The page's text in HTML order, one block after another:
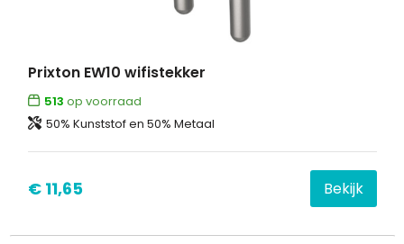
Prixton EW10 wifistekker
513 op voorraad
50% Kunststof en 50% Metaal
€ 11,65 Bekijk